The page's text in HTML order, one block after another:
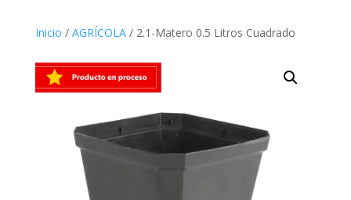
Inicio / AGRÍCOLA/ 2.1-Matero 0.5 Litros Cuadrado